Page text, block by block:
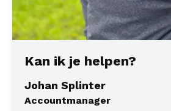
Kan ik je helpen?
Johan Splinter
Accountmanager